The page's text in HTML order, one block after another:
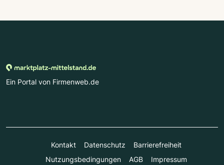
Ein Portal von Firmenweb.de
Kontakt Datenschutz
Barrierefreiheit
Nutzungsbedingungen
AGB Impressum